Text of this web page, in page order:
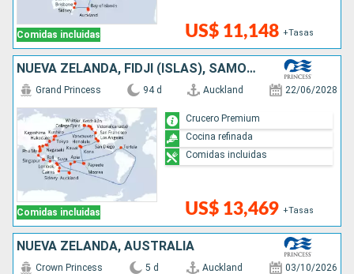
Comidas incluidas US$ 11,148 +Tasas
NUEVA ZELANDA, FIDJI (ISLAS), SAMOA, FRANCIA, ESTADOS UNIDOS, CANADÁ, JAPÓN, TAIWÁN, CHINA, VIETNAM, SINGAPUR, INDONESIA, AUSTRALIA
Comidas incluidas
Grand Princess 94 d Auckland 22/06/2028
US$ 13,469 +Tasas
Crucero Premium
Cocina refinada
Comidas incluidas
NUEVA ZELANDA, AUSTRALIA
Crown Princess 5 d Auckland 03/10/2026